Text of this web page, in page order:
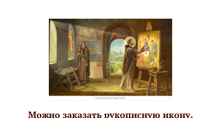
Можно заказать рукописную икону.